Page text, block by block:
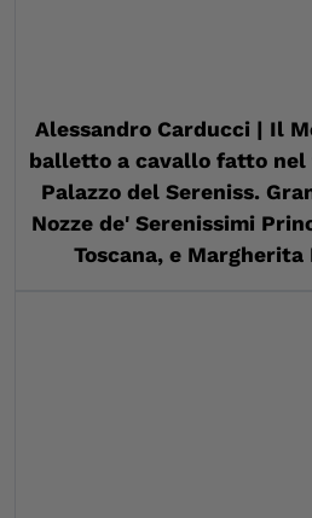
Alessandro Carducci | Il
balletto a cavallo fatto
Palazzo del Sereniss.
Nozze de' Serenissimi
Toscana, e Margherita